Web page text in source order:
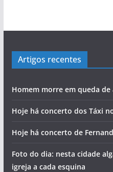
Artigos recentes
Homem morre em queda
Hoje há concerto dos Táxi
Hoje há concerto de
Foto do dia: nesta cidade
igreja a cada esquina